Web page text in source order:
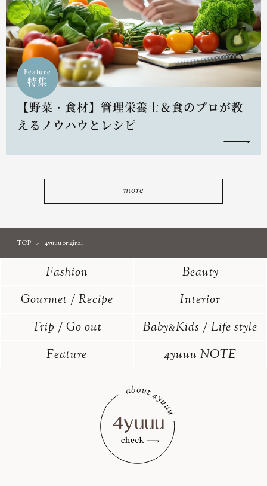
Feature
特集
【野菜・食材】管理栄養士＆食のプロが教
えるノウハウとレシピ
more
TOP 4yuuu original
Fashion
Beauty
Gourmet / Recipe
Interior
Trip / Go out
Baby&Kids / Life style
Feature
4yuuu NOTE